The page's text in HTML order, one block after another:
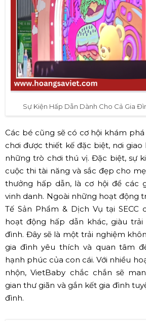
Sự Kiện Hấp Dẫn Dành Cho Cả Gia
Các bé cũng sẽ có cơ hội khám
chơi được thiết kế đặc biệt, nơi
những trò chơi thú vị. Đặc biệt, sự
cuộc thi tài năng và sắc đẹp cho
thưởng hấp dẫn, là cơ hội để các
vinh danh. Ngoài những hoạt động
Tế Sản Phẩm & Dịch Vụ tại SECC
hoạt động hấp dẫn khác, giàu
đình. Đây sẽ là một trải nghiệm
gia đình yêu thích và quan tâm
hạnh phúc của con cái. Với nhiều
nhộn, VietBaby chắc chắn sẽ
gian thư giãn và gắn kết gia đình
đình.